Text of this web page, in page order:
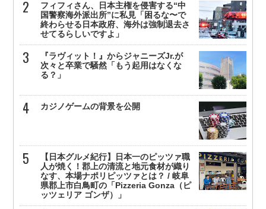
フィフィさん、日本主権を侵害する“中
国警察海外派出所”に私見「困るな〜で
終わらせる日本政府、海外は強制退去さ
せてるらしいですよ」
『ラヴィット！』からジャニーズJr.が
次々と卒業で騒然「もう起用はなくな
る？」
カジノゲームの背景を公開
【日本グルメ紀行】日本一のピッツァ職
人が焼く！郡上の清流と地元食材が織り
なす、本場ナポリピッツァとは？ / 岐阜
県郡上市白鳥町の「Pizzeria Gonza（ピ
ッツェリア ゴンザ）」